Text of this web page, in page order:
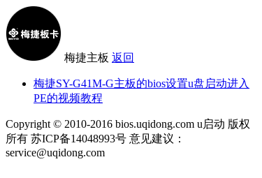
梅捷主板 返回
梅捷SY-G41M-G主板的bios设置u盘启动进入
PE的视频教程
Copyright © 2010-2016 bios.uqidong.com u启动 版权
所有 苏ICP备14048993号 意见建议：
service@uqidong.com